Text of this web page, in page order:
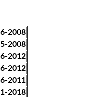
2008
2008
2012
2012
2011
2018